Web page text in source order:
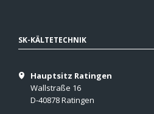
SK-KÄLTETECHNIK
Hauptsitz Ratingen
Wallstraße 16
D-40878 Ratingen